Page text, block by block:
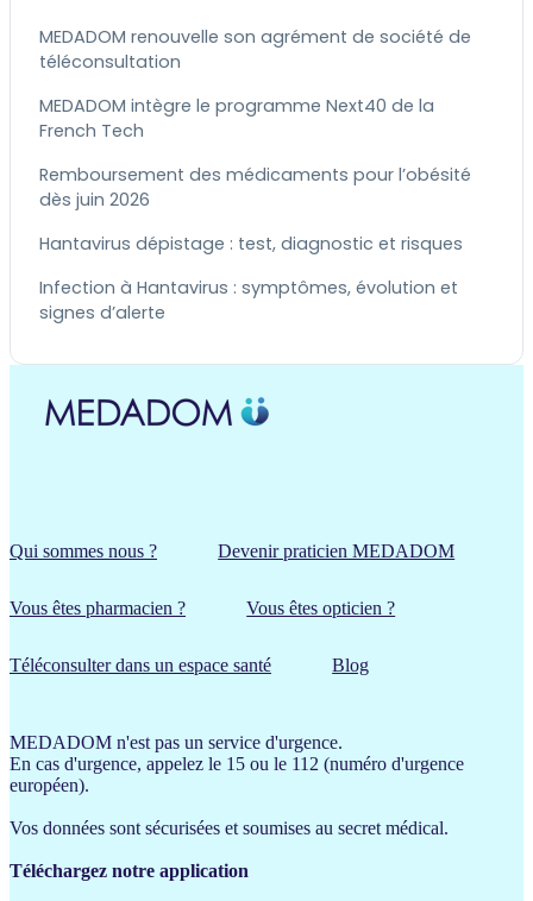
MEDADOM renouvelle son agrément de société de
téléconsultation
MEDADOM intègre le programme Next40 de la
French Tech
Remboursement des médicaments pour l’obésité
dès juin 2026
Hantavirus dépistage : test, diagnostic et risques
Infection à Hantavirus : symptômes, évolution et
signes d’alerte
Qui sommes nous ? Devenir praticien MEDADOM
Vous êtes pharmacien ? Vous êtes opticien ?
Téléconsulter dans un espace santé Blog
MEDADOM n'est pas un service d'urgence.
En cas d'urgence, appelez le 15 ou le 112 (numéro d'urgence
européen).
Vos données sont sécurisées et soumises au secret médical.
Téléchargez notre application